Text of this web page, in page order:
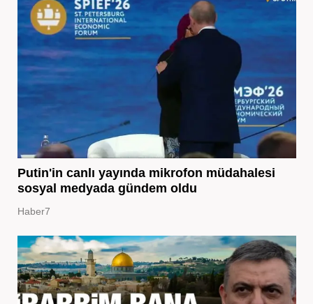
Putin'in canlı yayında mikrofon müdahalesi
sosyal medyada gündem oldu
Haber7